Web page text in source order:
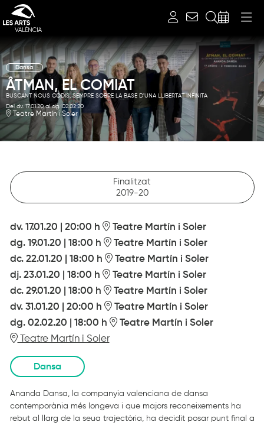
Dansa
ÂTMAN, EL COMIAT
BUSCANT NOUS CODIS, SEMPRE SOBRE LA BASE D'UNA LLIBERTAT INFINITA
Del dv. 17.01.20al dg. 02.02.20
Teatre Martín i Soler
Finalitzat
2019-20
dv. 17.01.20 20:00 h
Teatre Martín i Soler
dg. 19.01.20
18:00 h
Teatre Martín i Soler
dc. 22.01.20
18:00 h
Teatre Martín i Soler
dj. 23.01.20
18:00 h
Teatre Martín i Soler
dc. 29.01.20
18:00 h
Teatre Martín i Soler
dv. 31.01.20
20:00 h
Teatre Martín i Soler
dg. 02.02.20
18:00 h
Teatre Martín i Soler
Teatre Martín i Soler
Dansa
Ananda Dansa, la companyia valenciana de dansa
contemporània més longeva i que majors reconeixements ha
rebut al llarg de la seua trajectòria, ha decidit posar punt final a